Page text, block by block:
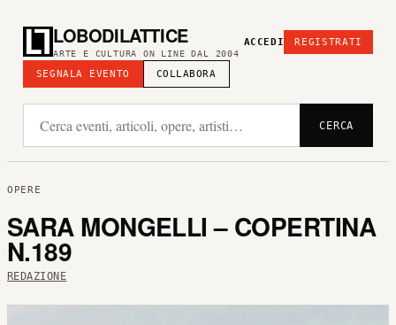
LOBODILATTICE
ARTE E CULTURA ON LINE DAL 2004
SEGNALA EVENTO COLLABORA
ACCEDI REGISTRATI
CERCA
OPERE
SARA MONGELLI – COPERTINA
N.189
REDAZIONE